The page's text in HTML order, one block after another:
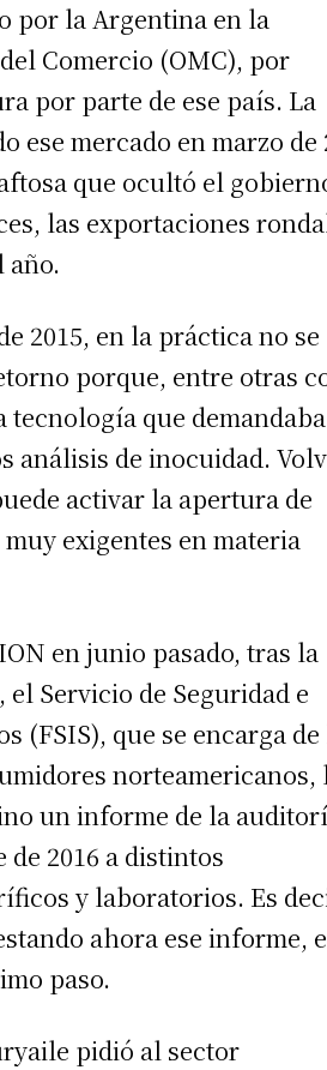
por la Argentina en la
Comercio (OMC), por
por parte de ese país. La
ese mercado en marzo de
que ocultó el
las exportaciones
año.
2015, en la práctica no se
porque, entre otras
que demandaba
análisis de inocuidad.
activar la apertura de
exigentes en materia
en junio pasado, tras la
Servicio de Seguridad e
(FSIS), que se encarga de
norteamericanos,
un informe de la
2016 a distintos
y laboratorios. Es
ahora ese informe,
paso.
pidió al sector